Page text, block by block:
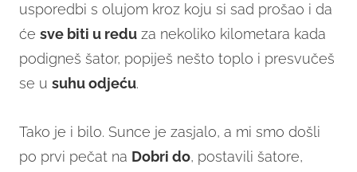
usporedbi s olujom kroz koju si sad prošao i da
će sve biti u redu za nekoliko kilometara kada
podigneš šator, popiješ nešto toplo i presvučeš
se u suhu odjeću.
Tako je i bilo. Sunce je zasjalo, a mi smo došli
po prvi pečat na Dobri do, postavili šatore,